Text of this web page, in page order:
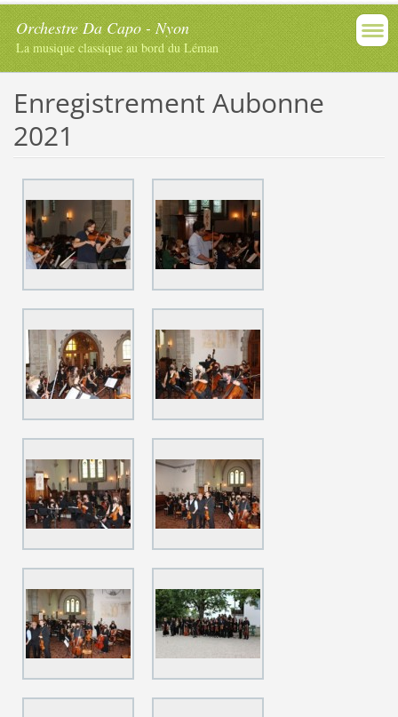
Orchestre Da Capo - Nyon
La musique classique au bord du Léman
Enregistrement Aubonne
2021